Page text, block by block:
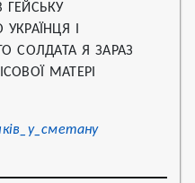
ГЕЙСЬКУ
І
СОЛДАТА Я ЗАРАЗ
МАТЕРІ